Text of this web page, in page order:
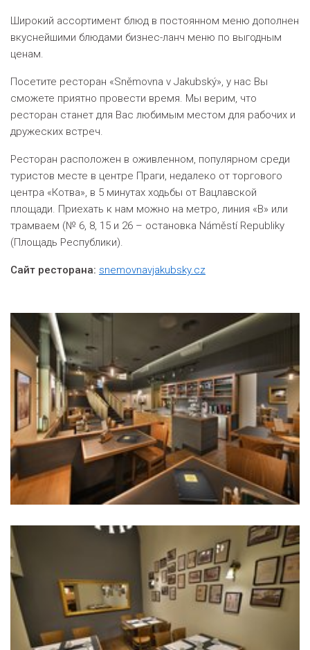
Широкий ассортимент блюд в постоянном меню дополнен
вкуснейшими блюдами бизнес-ланч меню по выгодным
ценам.
Посетите ресторан «Sněmovna v Jakubský», у нас Вы
сможете приятно провести время. Мы верим, что
ресторан станет для Вас любимым местом для рабочих и
дружеских встреч.
Ресторан расположен в оживленном, популярном среди
туристов месте в центре Праги, недалеко от торгового
центра «Котва», в 5 минутах ходьбы от Вацлавской
площади. Приехать к нам можно на метро, линия «В» или
трамваем (№ 6, 8, 15 и 26 – остановка Náměstí Republiky
(Площадь Республики).
Сайт ресторана: snemovnavjakubsky.cz